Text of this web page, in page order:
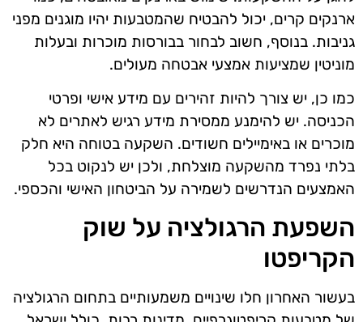
ארנקים קרים, יכול להבטיח שהמטבעות יהיו מוגנים מפני
גניבות. בנוסף, חשוב לבחור בבורסות מוכרות ובעלות
מוניטין שמציעות אמצעי אבטחה מעולים.
כמו כן, יש צורך להיות זהירים עם מידע אישי ופרטי
הכניסה. יש להימנע ממסירת מידע רגיש לאתרים לא
מוכרים או באימיילים חשודים. השקעה בטוחה היא חלק
בלתי נפרד מהשקעה מוצלחת, ולכן יש לנקוט בכל
האמצעים הנדרשים לשמירה על הביטחון האישי והכספי.
השפעת הרגולציה על שוק
הקריפטו
בעשור האחרון חלו שינויים משמעותיים בתחום הרגולציה